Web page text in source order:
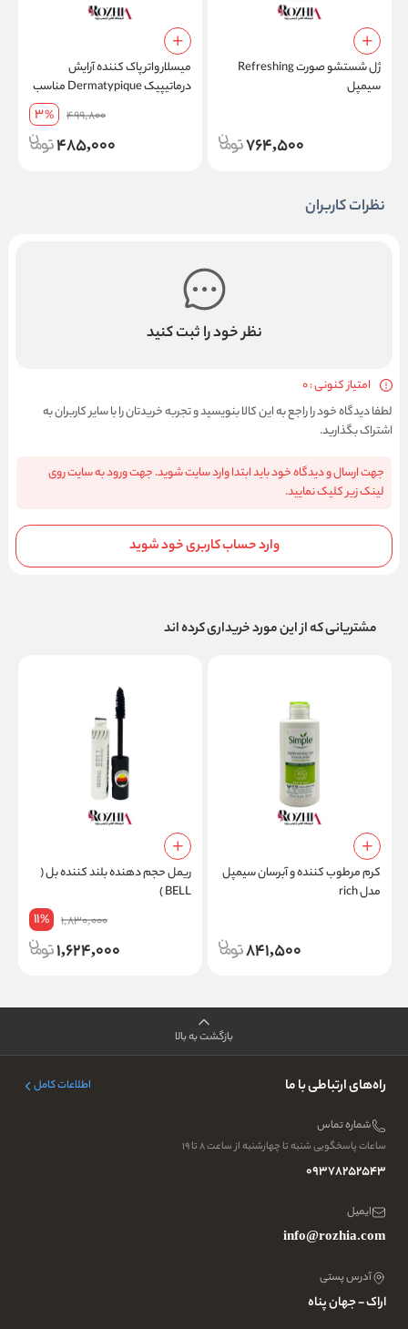
ژل شستشو صورت Refreshing
سیمپل
764,500
میسلار واتر پاک کننده آرایش
درماتیپیک Dermatypique مناسب
پوست نرمال تا خشک آبرسان قوی
499,800
3%
485,000
نظرات کاربران
نظر خود را ثبت کنید
امتیاز کنونی : 0
لطفا دیدگاه خود را راجع به این کالا بنویسید و تجربه خریدتان را با سایر کاربران به
اشتراک بگذارید.
جهت ارسال و دیدگاه خود باید ابتدا وارد سایت شوید. جهت ورود به سایت روی
لینک زیر کلیک نمایید.
وارد حساب کاربری خود شوید
مشتریانی که از این مورد خریداری کرده اند
کرم مرطوب کننده و آبرسان سیمپل
مدل rich
841,500
ریمل حجم دهنده بلند کننده بل (
BELL )
1,830,000
11%
1,624,000
بازگشت به بالا
راه‌های ارتباطی با ما اطلاعات کامل
شماره تماس
ساعات پاسخگویی شنبه تا چهارشنبه از ساعت ۸ تا ۱۹
09378252543
ایمیل
info@rozhia.com
آدرس پستی
اراک - جهان پناه